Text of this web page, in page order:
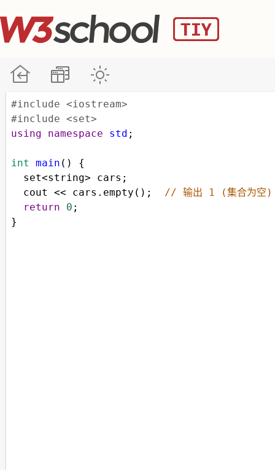
#include <iostream>
#include <set>
using
namespace std ;
int main () {
set<string> cars ;
cout
<< cars . empty (); // 输出 1 (集合为空)
return
0 ;
}